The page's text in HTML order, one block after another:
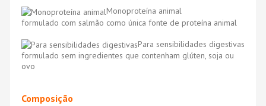
Monoproteína animal
formulado com salmão como única fonte de proteína animal
Para sensibilidades digestivas
formulado sem ingredientes que contenham glúten, soja ou
ovo
Composição